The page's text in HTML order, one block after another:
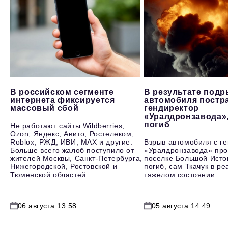
В российском сегменте
интернета фиксируется
массовый сбой
Не работают сайты Wildberries,
Ozon, Яндекс, Авито, Ростелеком,
Roblox, РЖД, ИВИ, MAX и другие.
Больше всего жалоб поступило от
жителей Москвы, Санкт-Петербурга,
Нижегородской, Ростовской и
Тюменской областей.
06 августа 13:58
В результате
автомобиля
гендиректор
погиб
Взрыв автомобиля с
«Уралдронзавода»
поселке Большой
погиб, сам Ткачук в
тяжелом состоянии.
05 августа 14:49